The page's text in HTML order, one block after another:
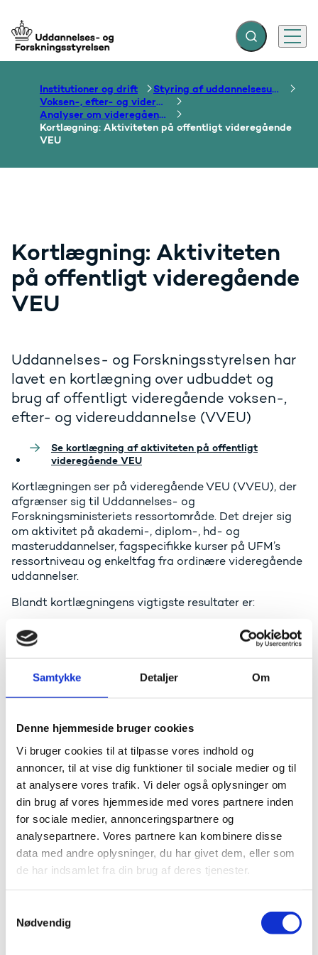
Samtykke Detaljer Om
Denne hjemmeside bruger cookies
Vi bruger cookies til at tilpasse vores indhold og
annoncer, til at vise dig funktioner til sociale medier og til
at analysere vores trafik. Vi deler også oplysninger om
din brug af vores hjemmeside med vores partnere inden
for sociale medier, annonceringspartnere og
analysepartnere. Vores partnere kan kombinere disse
data med andre oplysninger, du har givet dem, eller som
de har indsamlet fra din brug af deres tjenester.
Nødvendig
Gå til forsiden Fold søgefelt ud
Menu
Institutioner og drift
Styring af uddannelsesudbud
Voksen-, efter- og videreuddannelse
Analyser om videregående VEU
Kortlægning: Aktiviteten på offentligt videregående
VEU
Kortlægning: Aktiviteten
på offentligt videregående
VEU
Uddannelses- og Forskningsstyrelsen har
lavet en kortlægning over udbuddet og
brug af offentligt videregående voksen-,
efter- og videreuddannelse (VVEU)
Se kortlægning af aktiviteten på offentligt
videregående VEU
Kortlægningen ser på videregående VEU (VVEU), der
afgrænser sig til Uddannelses- og
Forskningsministeriets ressortområde. Det drejer sig
om aktivitet på akademi-, diplom-, hd- og
masteruddannelser, fagspecifikke kurser på UFM’s
ressortniveau og enkeltfag fra ordinære videregående
uddannelser.
Blandt kortlægningens vigtigste resultater er:
Aktiviteten på VVEU er samlet faldet siden
2011/2012 - på akademiuddannelserne er
aktiviteten dog steget.
På både akademi-, diplom- og masterniveau er
andelen af mænd har været stigende siden 2009.
været stigende og var i 2018 39 år.
En overvægt af deltagerne arbejder i den offentlige
sektor. Flest arbejder med offentlig administration,
undervisning eller sundhed. Akademi- og HD-
uddannelserne har dog en overvægt af deltagere
fra den private sektor.
Næsten 2/3 af deltagerne på VVEU har en
professionsbachelor som højest fuldførte
uddannelse. Størstedelen af denne gruppe er
lærere, pædagoger eller sygeplejersker.
Kortlægningen er udarbejdet til VEU-arbejdsgruppen,
der jf. VEU-trepartsaftalen bl.a. skal rådgive om